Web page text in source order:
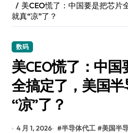
美CEO慌了：中国要是把芯片
就真“凉”了？
数码
美CEO慌了：中
全搞定了，美国
“凉”了？
4 月 1, 2026 #半导体代工 #美国半